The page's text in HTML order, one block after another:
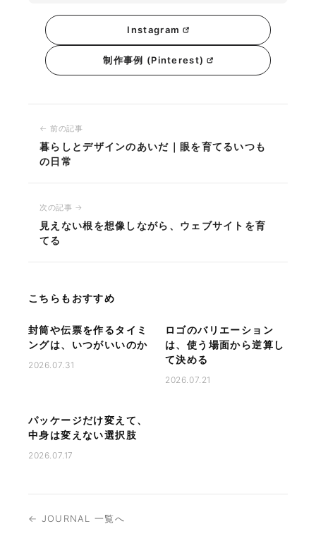
Instagram
制作事例 (Pinterest)
← 前の記事
暮らしとデザインのあいだ｜眼を育てるいつも
の日常
次の記事 →
見えない根を想像しながら、ウェブサイトを育
てる
こちらもおすすめ
封筒や伝票を作るタイミ
ングは、いつがいいのか
2026.07.31
ロゴのバリエーション
は、使う場面から逆算し
て決める
2026.07.21
パッケージだけ変えて、
中身は変えない選択肢
2026.07.17
← JOURNAL 一覧へ